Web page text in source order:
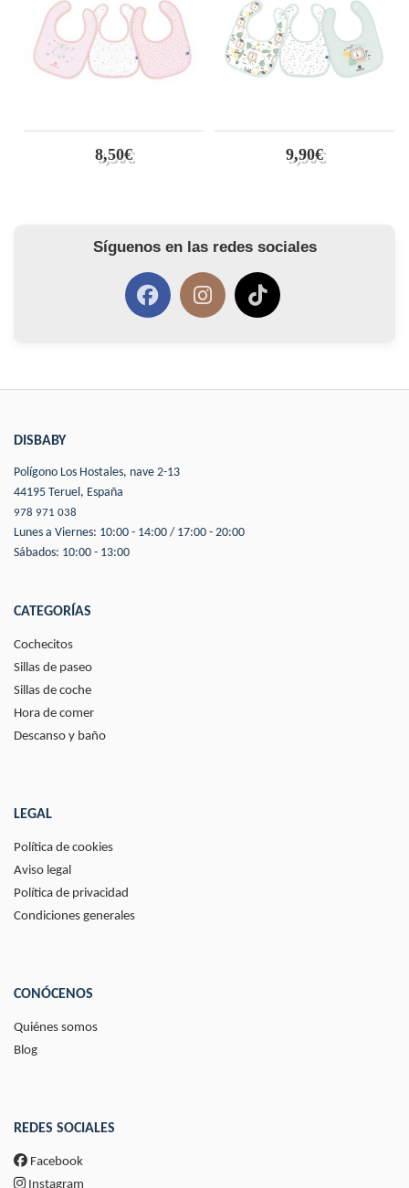
8,50€ 9,90€
Síguenos en las redes sociales
DISBABY
Polígono Los Hostales, nave 2-13
44195 Teruel, España
978 971 038
Lunes a Viernes: 10:00 - 14:00 / 17:00 - 20:00
Sábados: 10:00 - 13:00
CATEGORÍAS
Cochecitos
Sillas de paseo
Sillas de coche
Hora de comer
Descanso y baño
LEGAL
Política de cookies
Aviso legal
Política de privacidad
Condiciones generales
CONÓCENOS
Quiénes somos
Blog
REDES SOCIALES
Facebook
Instagram